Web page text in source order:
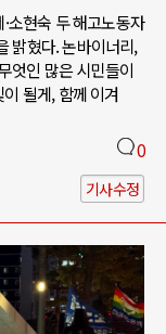
소현숙 두 해고노동자
밝혔다. 논바이너리,
엇인 많은 시민들이
될게, 함께 이겨
0
기사수정